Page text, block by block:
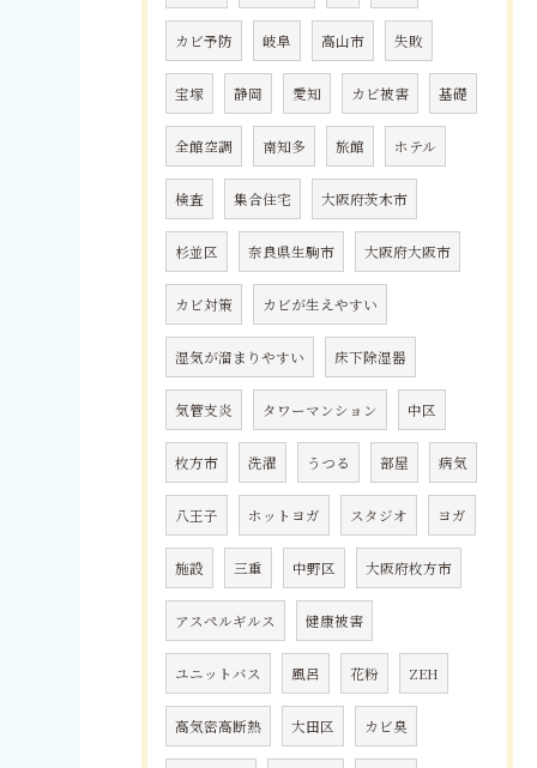
カビ予防 岐阜 高山市 失敗
宝塚 静岡 愛知 カビ被害 基礎
全館空調 南知多 旅館 ホテル
検査 集合住宅 大阪府茨木市
杉並区 奈良県生駒市 大阪府大阪市
カビ対策 カビが生えやすい
湿気が溜まりやすい 床下除湿器
気管支炎 タワーマンション 中区
枚方市 洗濯 うつる 部屋 病気
八王子 ホットヨガ スタジオ ヨガ
施設 三重 中野区 大阪府枚方市
アスペルギルス 健康被害
ユニットバス 風呂 花粉 ZEH
高気密高断熱 大田区 カビ臭